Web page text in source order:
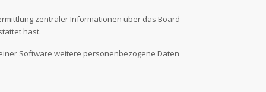
zentraler Informationen über das Board
hast.
Software weitere personenbezogene Daten